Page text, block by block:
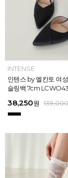
INTENSE
인텐스 by 엘칸토 여
플랫 샌들 2.5cm
45,900원
INTENSE
인텐스 by 엘칸토 여
슬링백 7cm
38,250원 139,000
MAZZ
마쯔 by 엘칸토 여성 미니
로퍼 2.5cm
28,720원
MAZZ
마쯔 by 엘칸토 여성
고프코어 스니커즈
31,920원 169,000
INTENSE
인텐스 by 엘칸토 여
플랫 샌들 2.5cm
45,900원
INTENSE
인텐스 by 엘칸토 여
슬링백 7cm
38,250원 139,000